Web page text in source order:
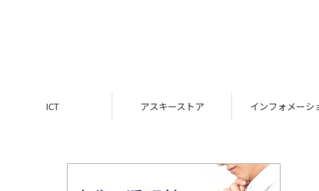
アスキーストア インフォメーション